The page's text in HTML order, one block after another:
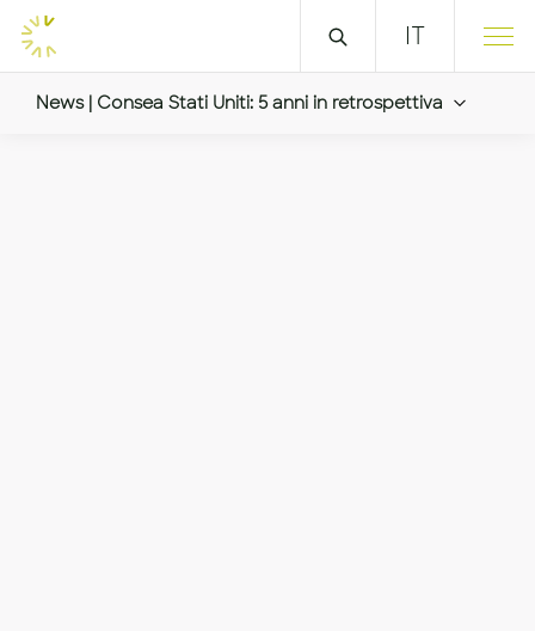
IT
News | Consea Stati Uniti: 5 anni in retrospettiva